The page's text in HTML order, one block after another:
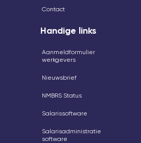
Contact
Handige links
Aanmeldformulier
werkgevers
Nieuwsbrief
NMBRS Status
Salarissoftware
Salarisadministratie
software